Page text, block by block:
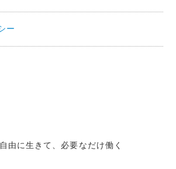
ー
由に生きて、必要なだけ働く